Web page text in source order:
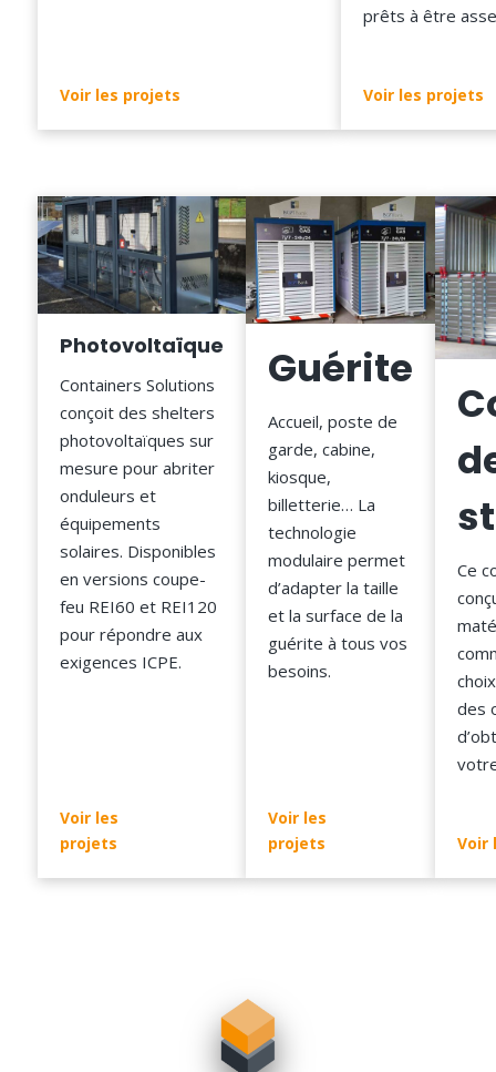
Voir les projets
prêts à être
Voir les projets
Photovoltaïque
Containers Solutions
conçoit des shelters
photovoltaïques sur
mesure pour abriter
onduleurs et
équipements
solaires. Disponibles
en versions coupe-
feu REI60 et REI120
pour répondre aux
exigences ICPE.
Voir les
projets
Guérite
Accueil, poste de
garde, cabine,
kiosque,
billetterie… La
technologie
modulaire permet
d’adapter la taille
et la surface de la
guérite à tous vos
besoins.
Voir les
projets
Ce
des
Voir